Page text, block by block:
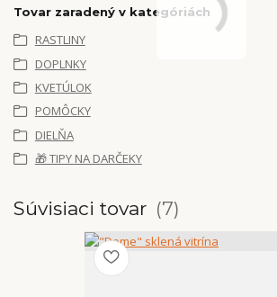
Tovar zaradený v kategóriách
RASTLINY
DOPLNKY
KVETÚLOK
POMÔCKY
DIELŇA
🎁 TIPY NA DARČEKY
Súvisiaci tovar 7